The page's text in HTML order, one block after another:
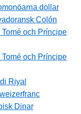
dollar
Colón
och Príncipe
och Príncipe
Riyal
Dinar